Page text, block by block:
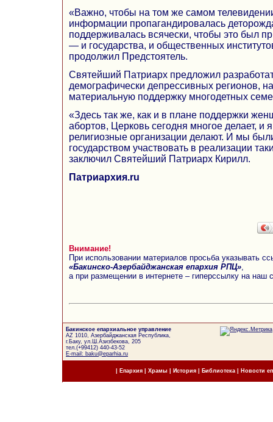
«Важно, чтобы на том же самом
информации пропагандировалась
поддерживалась всячески, чтобы это был
— и государства, и общественных
продолжил Предстоятель.
Святейший Патриарх предложил
демографически депрессивных регионов,
материальную поддержку многодетных
«Здесь так же, как и в плане поддержки
абортов, Церковь сегодня многое делает, и
религиозные организации делают. И мы
государством участвовать в реализации
заключил Святейший Патриарх Кирилл.
Патриархия.ru
Внимание!
При использовании материалов просьба указывать
«Бакинско-Азербайджанская епархия РПЦ»
а при размещении в интернете – гиперссылку на наш
Бакинское епархиальное управление
AZ 1010, Азербайджанская Республика,
г.Баку, ул.Ш.Азизбекова, 205
тел.(+99412) 440-43-52
E-mail: baku@eparhia.ru
Епархия| Храмы История| Библиотека Новости